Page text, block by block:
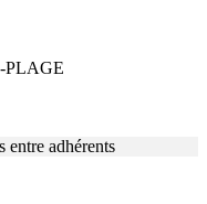
PLAGE
entre adhérents